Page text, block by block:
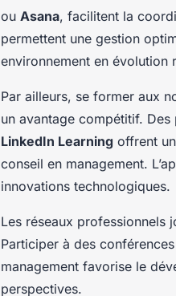
ou Asana, facilitent la
permettent une gestion
environnement en évolution
Par ailleurs, se former aux
un avantage compétitif. Des
LinkedIn Learning offrent
conseil en management.
innovations technologiques.
Les réseaux professionnels
Participer à des
management favorise le
perspectives.